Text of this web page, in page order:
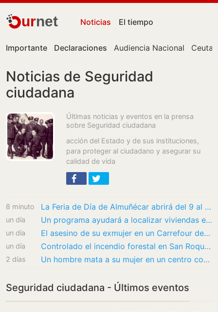
urnet Noticias El tiempo
Importante Declaraciones Audiencia Nacional Ceuta
Noticias de Seguridad
ciudadana
Últimas noticias y eventos en la prensa
sobre Seguridad ciudadana
acción del Estado y de sus instituciones,
para proteger al ciudadano y asegurar su
calidad de vida
8 minutos La Feria de Día de Almuñécar abrirá del 9 al 11 de agosto con cinco conciertos gratuitos,…
un día Un programa ayudará a localizar viviendas en zonas rurales de Murcia en caso de emergencia
un día El asesino de su exmujer en un Carrefour de Murcia fue detenido en Puerto Lumbreras cuando…
un día Controlado el incendio forestal en San Roque que ha dañado una vivienda y obligó a evacuar…
2 días Un hombre mata a su mujer en un centro comercial de Murcia y logra huir
Seguridad ciudadana - Últimos eventos